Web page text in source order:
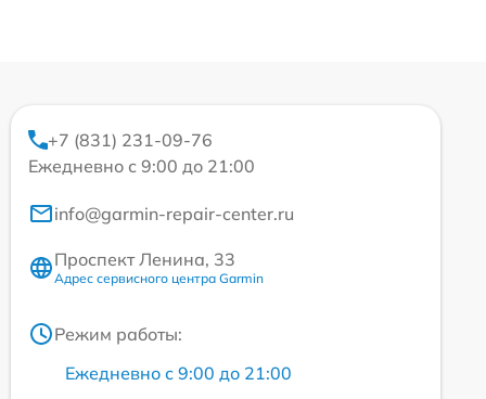
+7 (831) 231-09-76
Ежедневно с 9:00 до 21:00
info@garmin-repair-center.ru
Проспект Ленина, 33
Адрес сервисного центра Garmin
Режим работы:
Ежедневно с 9:00 до 21:00